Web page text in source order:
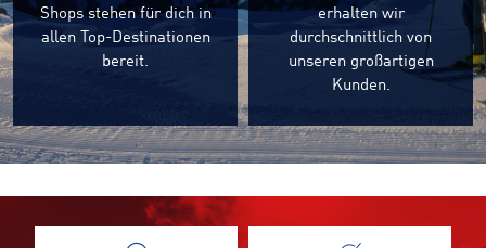
Shops stehen für dich in
allen Top-Destinationen
bereit.
erhalten wir
durchschnittlich von
unseren großartigen
Kunden.